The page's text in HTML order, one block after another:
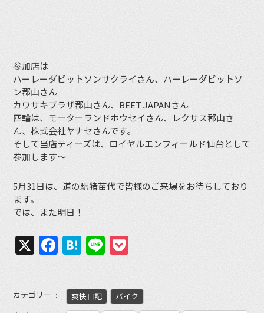
参加店は
ハーレーダビットソンサクライさん、ハーレーダビットソ
ン郡山さん
カワサキプラザ郡山さん、BEET JAPANさん
四輪は、モーターランドホウセイさん、レクサス郡山さ
ん、株式会社ヤナセさんです。
そして当店ティーズは、ロイヤルエンフィールド仙台として
参加します〜
5月31日は、道の駅猪苗代で皆様のご来場をお待ちしており
ます。
では、また明日！
X Facebook
Hatena
Line
カテゴリー 爽快日記
バイク